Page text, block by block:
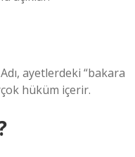
ayetlerdeki “bakara
hüküm içerir.